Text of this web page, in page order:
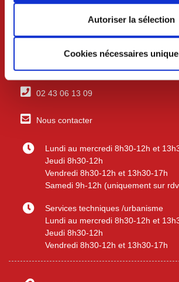
Autoriser la sélection
Cookies nécessaires
VILLE DE CRAON
02 43 06 13 09
Nous contacter
Lundi au mercredi 8h30-12h et
Jeudi 8h30-12h
Vendredi 8h30-12h et 13h30-17h
Samedi 9h-12h (uniquement sur
Services techniques /urbanisme
Lundi au mercredi 8h30-12h et
Jeudi 8h30-12h
Vendredi 8h30-12h et 13h30-17h